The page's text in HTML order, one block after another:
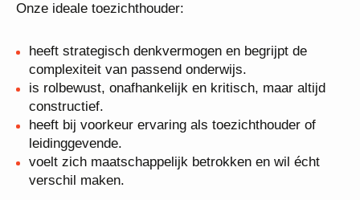
Onze ideale toezichthouder:
heeft strategisch denkvermogen en begrijpt de
complexiteit van passend onderwijs.
is rolbewust, onafhankelijk en kritisch, maar altijd
constructief.
heeft bij voorkeur ervaring als toezichthouder of
leidinggevende.
voelt zich maatschappelijk betrokken en wil écht
verschil maken.